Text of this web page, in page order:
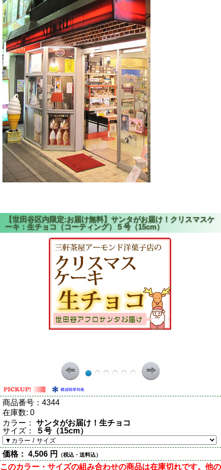
商品番号： 4344
在庫数: 0
カラー：
サンタがお届け！生チョコ
サイズ：
５号（15cm）
価格： 4,506 円 （税込・送料込）
このカラー・サイズの組み合わせの商品は在庫切れです。他の